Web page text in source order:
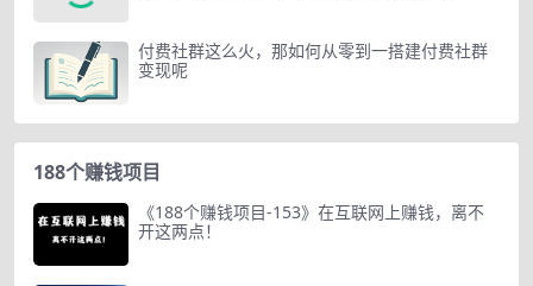
付费社群这么火，那如何从零到一搭建付费社群
变现呢
188个赚钱项目
《188个赚钱项目-153》在互联网上赚钱，离不
开这两点！